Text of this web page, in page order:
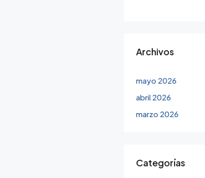
Archivos
mayo 2026
abril 2026
marzo 2026
Categorías